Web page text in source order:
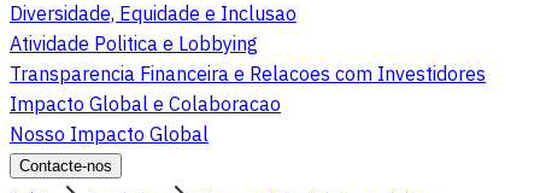
Diversidade, Equidade e Inclusao
Atividade Politica e Lobbying
Transparencia Financeira e Relacoes com Investidores
Impacto Global e Colaboracao
Nosso Impacto Global
Contacte-nos